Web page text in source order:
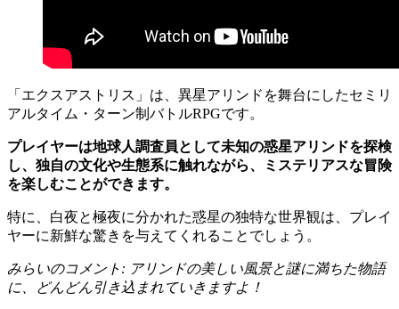
「エクスアストリス」は、異星アリンドを舞台にしたセミリ
アルタイム・ターン制バトルRPGです。
プレイヤーは地球人調査員として未知の惑星アリンドを探検
し、独自の文化や生態系に触れながら、ミステリアスな冒険
を楽しむことができます。
特に、白夜と極夜に分かれた惑星の独特な世界観は、プレイ
ヤーに新鮮な驚きを与えてくれることでしょう。
みらいのコメント: アリンドの美しい風景と謎に満ちた物語
に、どんどん引き込まれていきますよ！